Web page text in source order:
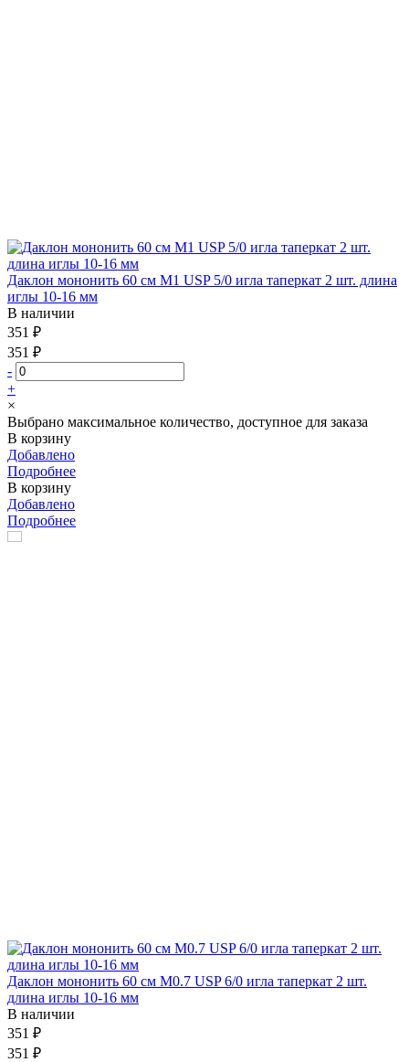
Даклон мононить 60 см М1 USP 5/0 игла таперкат 2 шт. длина
иглы 10-16 мм
В наличии
351 ₽
351 ₽
-
+
×
Выбрано максимальное количество, доступное для заказа
В корзину
Добавлено
Подробнее
В корзину
Добавлено
Подробнее
Даклон мононить 60 см М0.7 USP 6/0 игла таперкат 2 шт.
длина иглы 10-16 мм
В наличии
351 ₽
351 ₽